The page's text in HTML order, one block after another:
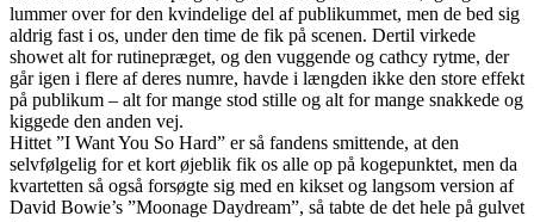
lummer over for den kvindelige del af publikummet, men de bed sig
aldrig fast i os, under den time de fik på scenen. Dertil virkede
showet alt for rutinepræget, og den vuggende og cathcy rytme, der
går igen i flere af deres numre, havde i længden ikke den store effekt
på publikum – alt for mange stod stille og alt for mange snakkede og
kiggede den anden vej.
Hittet ”I Want You So Hard” er så fandens smittende, at den
selvfølgelig for et kort øjeblik fik os alle op på kogepunktet, men da
kvartetten så også forsøgte sig med en kikset og langsom version af
David Bowie’s ”Moonage Daydream”, så tabte de det hele på gulvet